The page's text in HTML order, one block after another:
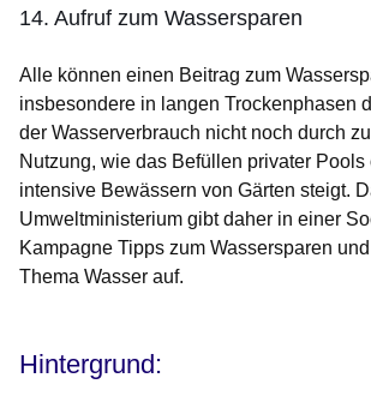
14. Aufruf zum Wassersparen
Alle können einen Beitrag zum
insbesondere in langen Trockenphasen
der Wasserverbrauch nicht noch durch
Nutzung, wie das Befüllen privater Pools
intensive Bewässern von Gärten steigt.
Umweltministerium gibt daher in einer
Kampagne Tipps zum Wassersparen
Thema Wasser auf.
Hintergrund: